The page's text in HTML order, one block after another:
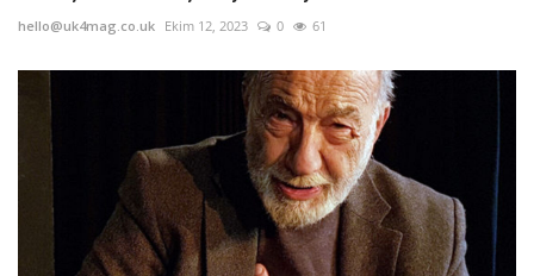
hello@uk4mag.co.uk Ekim 12, 2023 0 61